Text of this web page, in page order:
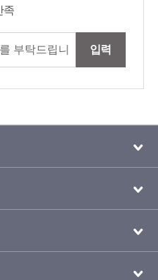
족
입력